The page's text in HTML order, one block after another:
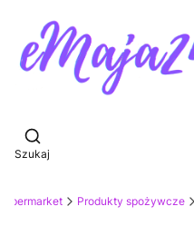
Otwórz wyszukiwarkę
Szukaj
Produkty spożywcze